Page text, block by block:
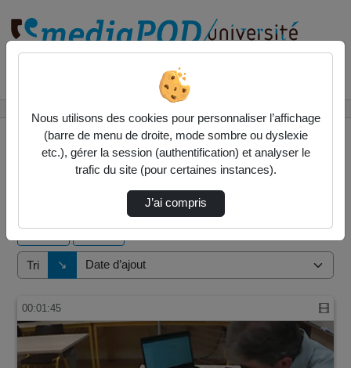
1 vidéo trouvée
Tri ↘
Direction de tri
00:01:45
Nous utilisons des cookies pour personnaliser l’affichage
(barre de menu de droite, mode sombre ou dyslexie
etc.), gérer la session (authentification) et analyser le
trafic du site (pour certaines instances).
J’ai compris